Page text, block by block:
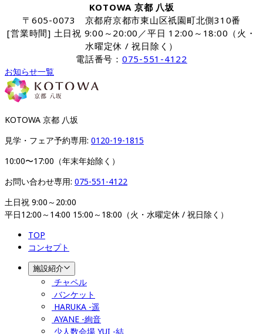
KOTOWA 京都 八坂
〒605-0073 京都府京都市東山区祇園町北側310番
[営業時間] 土日祝 9:00～20:00／平日 12:00～18:00（火・
水曜定休 / 祝日除く）
電話番号： 075-551-4122
お知らせ一覧
KOTOWA 京都 八坂
見学・フェア予約専用: 0120-19-1815
10:00〜17:00（年末年始除く）
お問い合わせ専用: 075-551-4122
土日祝 9:00～20:00
平日12:00～14:00 15:00～18:00（火・水曜定休 / 祝日除く）
TOP
コンセプト
施設紹介
チャペル
バンケット
HARUKA -遥
AYANE -絢音
少人数会場 YUI -結